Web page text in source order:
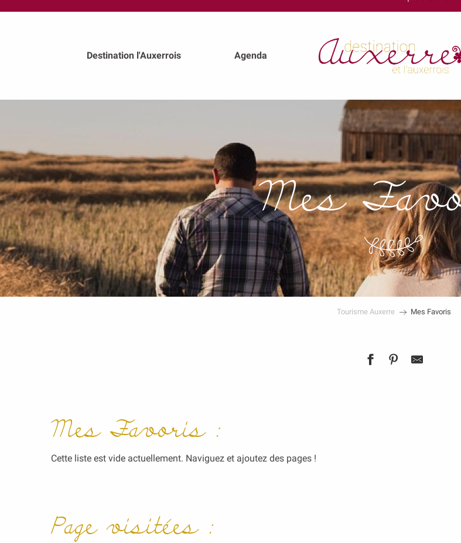
Destination l'Auxerrois Agenda
Mes
Tourisme Auxerre Mes Favoris
Mes Favoris :
Cette liste est vide actuellement. Naviguez et ajoutez des pages !
Page visitées :